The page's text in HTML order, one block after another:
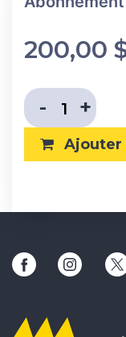
200,00
- +
Ajouter
Ce lienCe